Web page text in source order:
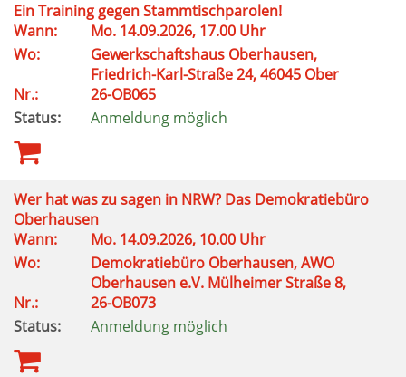
Ein Training gegen Stammtischparolen!
Wann:
Mo. 14.09.2026, 17.00 Uhr
Wo:
Gewerkschaftshaus Oberhausen,
Friedrich-Karl-Straße 24, 46045 Ober
Nr.:
26-OB065
Status:
Anmeldung möglich
Wer hat was zu sagen in NRW? Das Demokratiebüro
Oberhausen
Wann:
Mo. 14.09.2026, 10.00 Uhr
Wo:
Demokratiebüro Oberhausen, AWO
Oberhausen e.V. Mülheimer Straße 8,
Nr.:
26-OB073
Status:
Anmeldung möglich